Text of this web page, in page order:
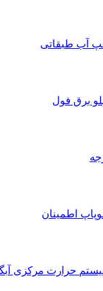
آب طبقاتی
برق فول
اطمینان
حرارت مرکزی
که به
این
یک مکان مرکزی قرار
در